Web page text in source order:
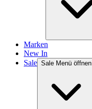
Marken
New In
Sale Sale Menü öffnen